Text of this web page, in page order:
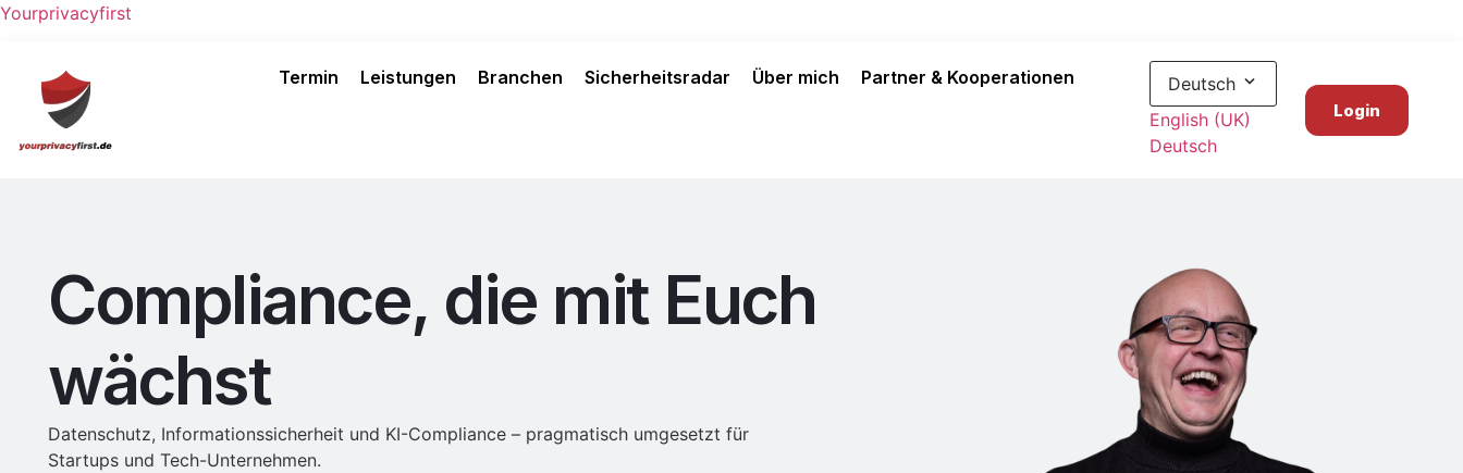
Yourprivacyfirst
Termin Leistungen Branchen Sicherheitsradar Über mich Partner & Kooperationen
Deutsch
English (UK)
Deutsch
Login
Compliance, die mit Euch
wächst
Datenschutz, Informationssicherheit und KI-Compliance – pragmatisch umgesetzt für
Startups und Tech-Unternehmen.